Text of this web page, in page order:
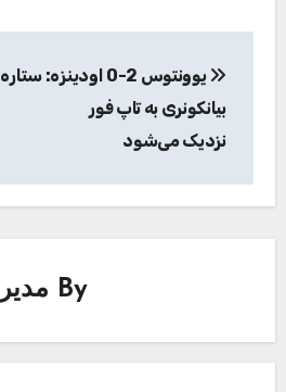
نوشته
یوونتوس 2-0 اودینزه:
بیانکونری به تاپ فور
نزدیک می‌شود
By مدیر